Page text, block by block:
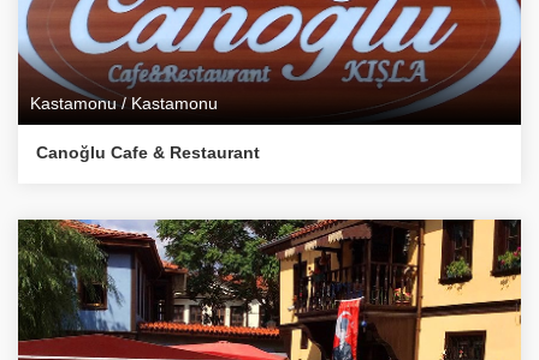
Kastamonu / Kastamonu
Canoğlu Cafe & Restaurant